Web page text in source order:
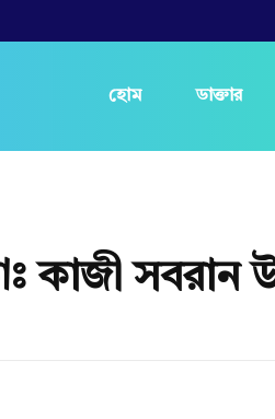
হোম ডাক্তার
কাজী সবরান